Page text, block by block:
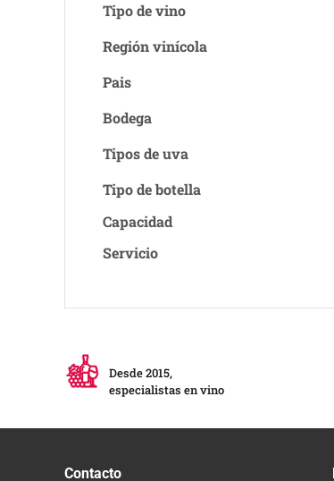
Tipo de vino
Región vinícola
Pais
Bodega
Tipos de uva
Tipo de botella
Capacidad
Servicio
Desde 2015,
especialistas en vino
Contacto